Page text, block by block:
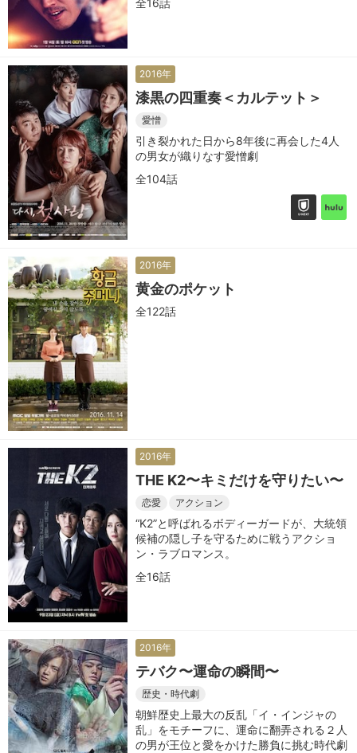
全16話
2016年
漆黒の四重奏＜カルテット＞
愛憎
引き裂かれた日から8年後に再会した4人
の男女が織りなす愛憎劇
全104話
2016年
黄金のポケット
全122話
2016年
THE K2〜キミだけを守りたい〜
恋愛 アクション
“K2”と呼ばれるボディーガードが、大統領
候補の隠し子を守るために戦うアクショ
ン・ラブロマンス。
全16話
2016年
テバク〜運命の瞬間〜
歴史・時代劇
朝鮮歴史上最大の反乱「イ・インジャの
乱」をモチーフに、運命に翻弄される２人
の男が王位と愛をかけた勝負に挑む時代劇